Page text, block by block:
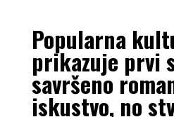
Popularna
prikazuje prvi
savršeno
iskustvo, no